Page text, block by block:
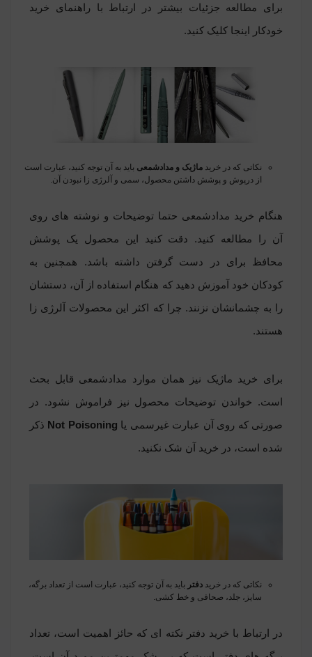
برای مطالعه جزئیات بیشتر در ارتباط با راهنمای خرید
خودکار اینجا کلیک کنید.
نکاتی که در خرید ماژیک و مدادشمعی باید به آن توجه کنید، عبارت است
از درپوش و پوشش داشتن محصول، سمی و آلرژی زا نبودن آن.
هنگام خرید مدادشمعی حتما توضیحات و نوشته های روی
آن را مطالعه کنید. دقت کنید این محصول یک پوشش
محافظ برای در دست گرفتن داشته باشد. همچنین به
کودکان خود آموزش دهید که هنگام استفاده از آن، دستشان
را به چشمانشان نزنند. چرا که اکثر این محصولات آلرژی زا
هستند.
برای خرید ماژیک نیز همان موارد مدادشمعی قابل بحث
است. خواندن توضیحات محصول نیز فراموش نشود. در
صورتی که روی آن عبارت غیرسمی یا Not Poisoning ذکر
شده است، در خرید آن شک نکنید.
نکاتی که در خرید دفتر باید به آن توجه کنید، عبارت است از تعداد برگه،
سایز، جلد، صحافی و خط کشی.
در ارتباط با خرید دفتر نکته ای که حائز اهمیت است، تعداد